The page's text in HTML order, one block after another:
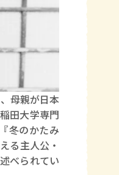
母親が日本
田大学専門
冬のかたみ
る主人公・
べられてい
ット・イン・ザ・システム
著／デボラ・イン…